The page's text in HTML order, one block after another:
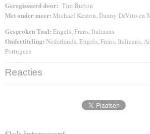
Geregisseerd door: Tim Burton
Met onder meer: Michael Keaton, Danny DeVito en
Gesproken Taal: Engels, Frans, Italiaans
Ondertiteling: Nederlands, Engels, Frans, Italiaans,
Portugees
Reacties